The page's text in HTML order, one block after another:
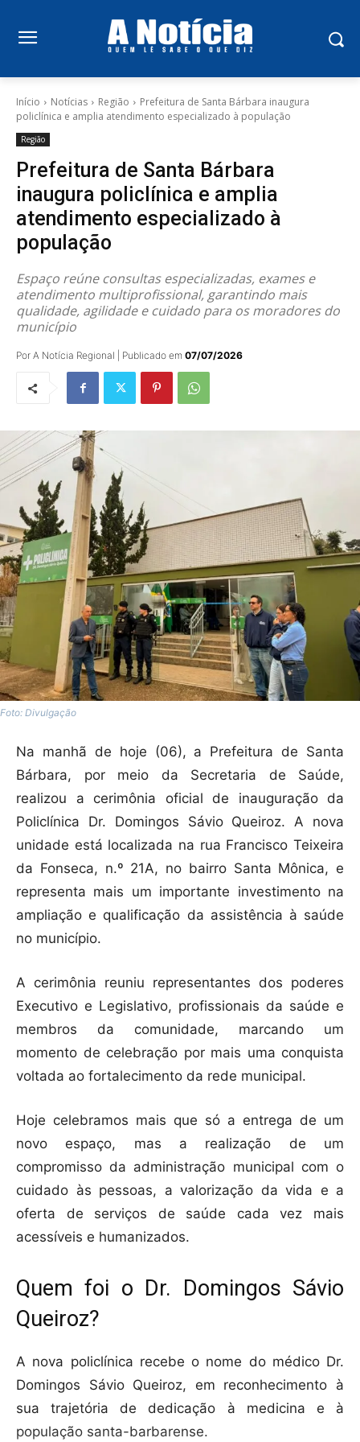
Início Notícias Região
Prefeitura de Santa Bárbara inaugura
policlínica e amplia atendimento especializado à população
Região
Prefeitura de Santa Bárbara
inaugura policlínica e amplia
atendimento especializado à
população
Espaço reúne consultas especializadas, exames e
atendimento multiprofissional, garantindo mais
qualidade, agilidade e cuidado para os moradores do
município
Por A Notícia Regional | Publicado em 07/07/2026
Foto: Divulgação
Na manhã de hoje (06), a Prefeitura de Santa
Bárbara, por meio da Secretaria de Saúde,
realizou a cerimônia oficial de inauguração da
Policlínica Dr. Domingos Sávio Queiroz. A nova
unidade está localizada na rua Francisco Teixeira
da Fonseca, n.º 21A, no bairro Santa Mônica, e
representa mais um importante investimento na
ampliação e qualificação da assistência à saúde
no município.
A cerimônia reuniu representantes dos poderes
Executivo e Legislativo, profissionais da saúde e
membros da comunidade, marcando um
momento de celebração por mais uma conquista
voltada ao fortalecimento da rede municipal.
Hoje celebramos mais que só a entrega de um
novo espaço, mas a realização de um
compromisso da administração municipal com o
cuidado às pessoas, a valorização da vida e a
oferta de serviços de saúde cada vez mais
acessíveis e humanizados.
Quem foi o Dr. Domingos Sávio
Queiroz?
A nova policlínica recebe o nome do médico Dr.
Domingos Sávio Queiroz, em reconhecimento à
sua trajetória de dedicação à medicina e à
população santa-barbarense.